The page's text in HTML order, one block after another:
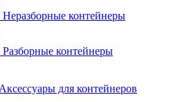
Неразборные контейнеры
Разборные контейнеры
Аксессуары для контейнеров